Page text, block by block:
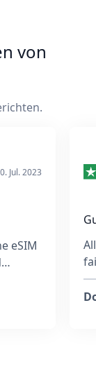
von
Jul. 2023
eSIM
E-
und
SIM-